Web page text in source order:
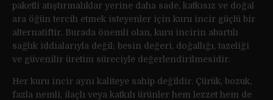
paketli atıştırmalıklar yerine daha sade, katkısız ve doğal
ara öğün tercih etmek isteyenler için kuru incir güçlü bir
alternatiftir. Burada önemli olan, kuru incirin abartılı
sağlık iddialarıyla değil; besin değeri, doğallığı, tazeliği
ve güvenilir üretim süreciyle değerlendirilmesidir.
Her kuru incir aynı kaliteye sahip değildir. Çürük, bozuk,
fazla nemli, ilaçlı veya katkılı ürünler hem lezzet hem de